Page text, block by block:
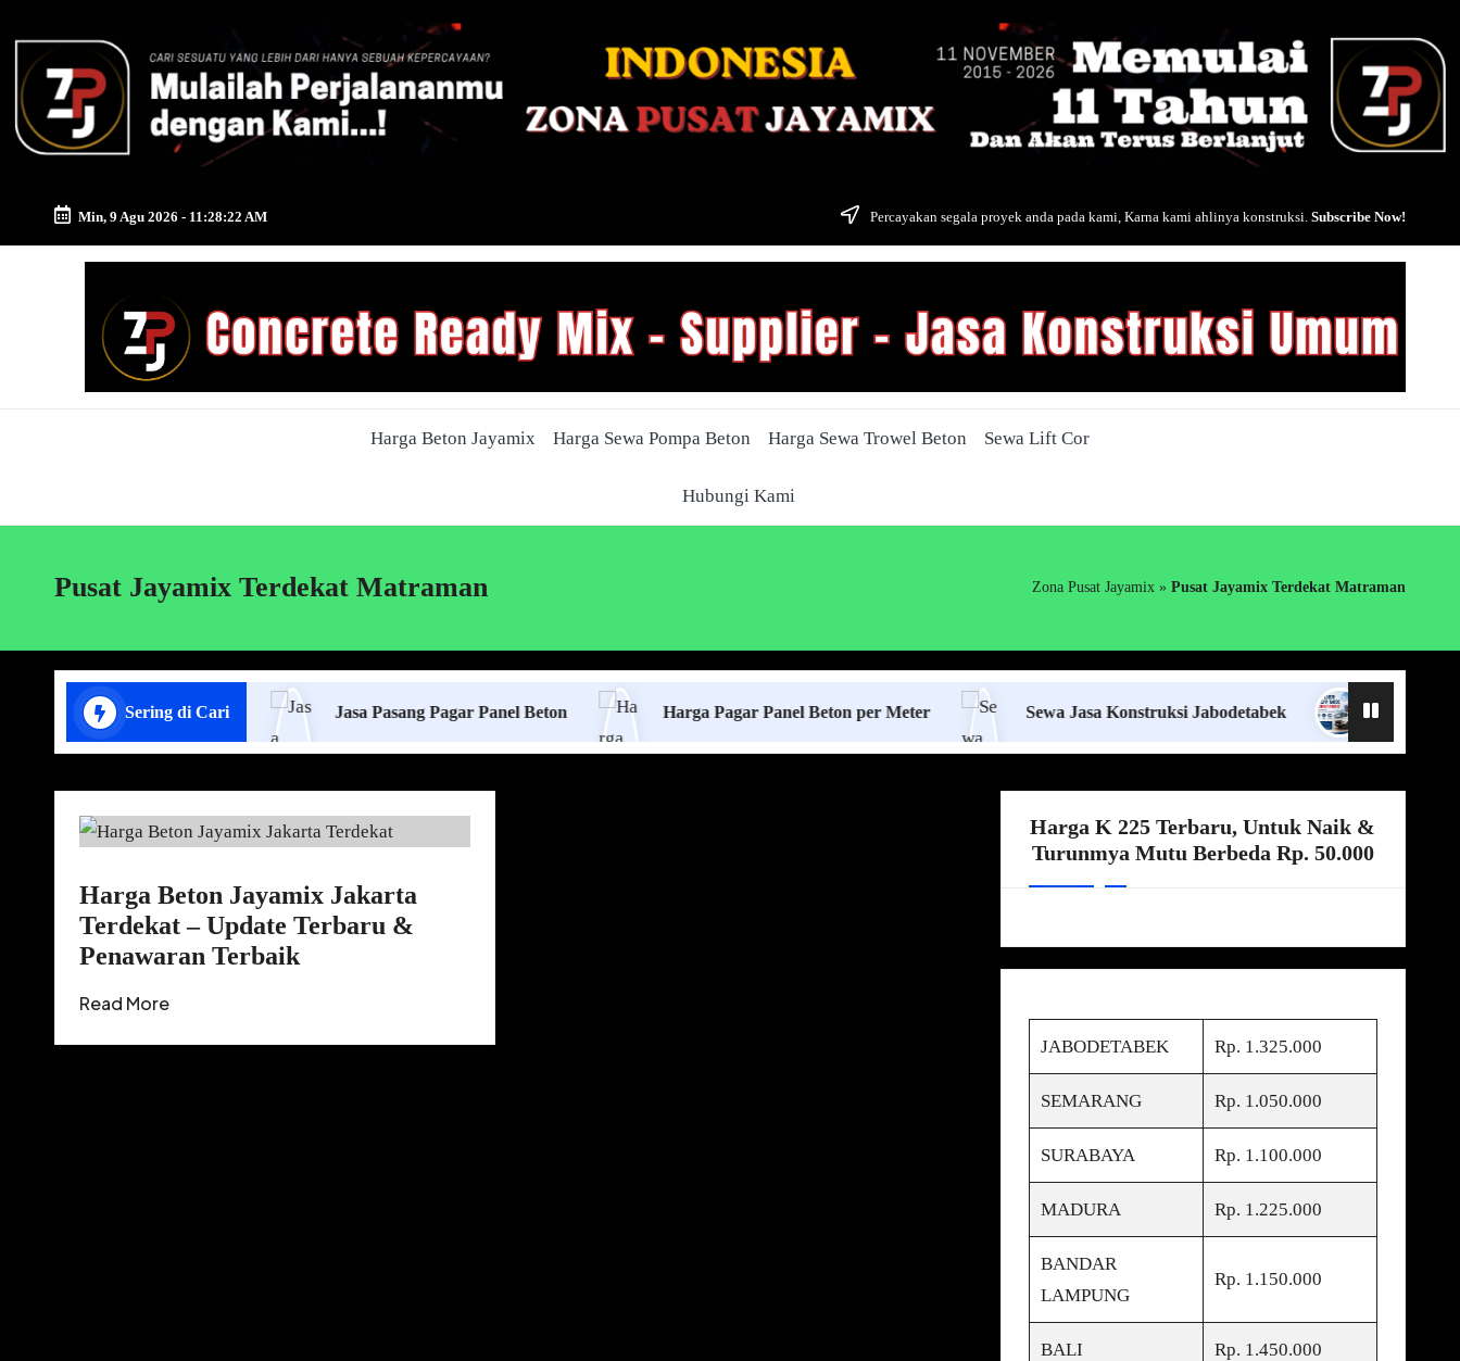
content
Min, 9 Agu 2026 - 11:28:23 AM Percayakan segala proyek anda pada kami, Karna kami ahlinya konstruksi. Subscribe Now!
Harga Beton Jayamix Harga Sewa Pompa Beton Harga Sewa Trowel Beton Sewa Lift Cor
Hubungi Kami
Pusat Jayamix Terdekat Matraman Zona Pusat Jayamix » Pusat Jayamix Terdekat Matraman
Sering di Cari
Lift Cor di Lampung Jasa Pasang Pagar Panel Beton Harga Pagar Panel Beton per Meter Sewa Jasa Konstruksi Jabodetabek Supplier Ready
Harga Beton Jayamix Jakarta
Terdekat – Update Terbaru &
Penawaran Terbaik
Read More
Harga K 225 Terbaru, Untuk Naik &
Turunmya Mutu Berbeda Rp. 50.000
JABODETABEK Rp. 1.325.000
SEMARANG Rp. 1.050.000
SURABAYA Rp. 1.100.000
MADURA Rp. 1.225.000
BANDAR
LAMPUNG
Rp. 1.150.000
BALI Rp. 1.450.000